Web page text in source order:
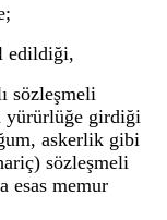
edildiği,
sözleşmeli
yürürlüğe girdiği
askerlik gibi
sözleşmeli
esas memur